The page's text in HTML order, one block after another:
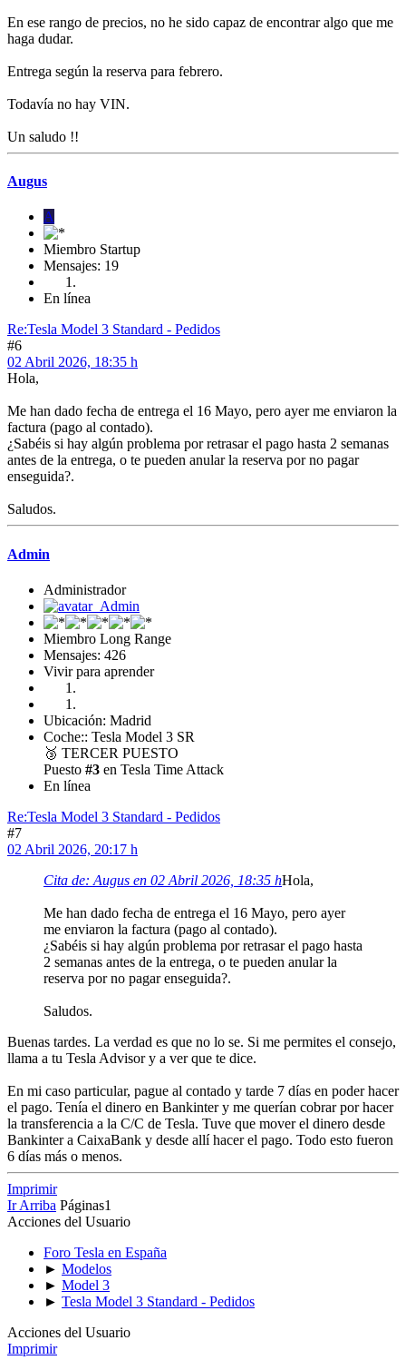
En ese rango de precios, no he sido capaz de encontrar algo que me
haga dudar.
Entrega según la reserva para febrero.
Todavía no hay VIN.
Un saludo !!
Augus
A
Miembro Startup
Mensajes: 19
En línea
Re:Tesla Model 3 Standard - Pedidos
#6
02 Abril 2026, 18:35 h
Hola,
Me han dado fecha de entrega el 16 Mayo, pero ayer me enviaron la
factura (pago al contado).
¿Sabéis si hay algún problema por retrasar el pago hasta 2 semanas
antes de la entrega, o te pueden anular la reserva por no pagar
enseguida?.
Saludos.
Admin
Administrador
Miembro Long Range
Mensajes: 426
Vivir para aprender
Ubicación: Madrid
Coche:: Tesla Model 3 SR
🥉 TERCER PUESTO
Puesto #3 en Tesla Time Attack
En línea
Re:Tesla Model 3 Standard - Pedidos
#7
02 Abril 2026, 20:17 h
Cita de: Augus en 02 Abril 2026, 18:35 hHola,
Me han dado fecha de entrega el 16 Mayo, pero ayer
me enviaron la factura (pago al contado).
¿Sabéis si hay algún problema por retrasar el pago hasta
2 semanas antes de la entrega, o te pueden anular la
reserva por no pagar enseguida?.
Saludos.
Buenas tardes. La verdad es que no lo se. Si me permites el consejo,
llama a tu Tesla Advisor y a ver que te dice.
En mi caso particular, pague al contado y tarde 7 días en poder hacer
el pago. Tenía el dinero en Bankinter y me querían cobrar por hacer
la transferencia a la C/C de Tesla. Tuve que mover el dinero desde
Bankinter a CaixaBank y desde allí hacer el pago. Todo esto fueron
6 días más o menos.
Imprimir
Ir Arriba Páginas1
Acciones del Usuario
Foro Tesla en España
► Modelos
► Model 3
► Tesla Model 3 Standard - Pedidos
Acciones del Usuario
Imprimir